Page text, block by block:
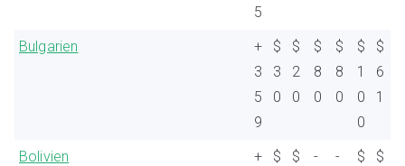
5
Bulgarien
+
3
5
9
$
3
0
$
2
0
$
8
0
$
8
0
$
1
0
0
$
6
1
Bolivien
+
$
$
- -
$
$